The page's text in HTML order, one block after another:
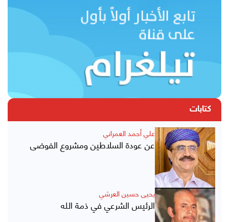
كتابات
علي أحمد العمراني
عن عودة السلاطين ومشروع الفوضى
يحيى حسين العرشي
الرئيس الشرعي في ذمة الله